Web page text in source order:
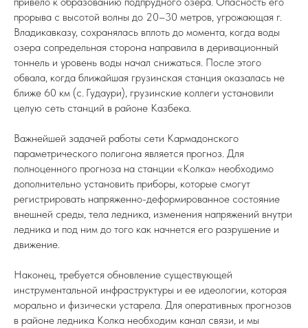
прорыва с высотой волны до 20–30 метров, угрожающая г.
Владикавказу, сохранялась вплоть до момента, когда воды
озера сопредельная сторона направила в деривационный
тоннель и уровень воды начал снижаться. После этого
обвала, когда ближайшая грузинская станция оказалась не
ближе 60 км (с. Гудаури), грузинские коллеги установили
целую сеть станций в районе Казбека.
Важнейшей задачей работы сети Кармадонского
параметрического полигона является прогноз. Для
полноценного прогноза на станции «Колка» необходимо
дополнительно установить приборы, которые смогут
регистрировать напряженно-деформированное состояние
внешней среды, тела ледника, изменения напряжений внутри
ледника и под ним до того как начнется его разрушение и
движение.
Наконец, требуется обновление существующей
инструментальной инфраструктуры и ее идеологии, которая
морально и физически устарела. Для оперативных прогнозов
в районе ледника Колка необходим канал связи, и мы